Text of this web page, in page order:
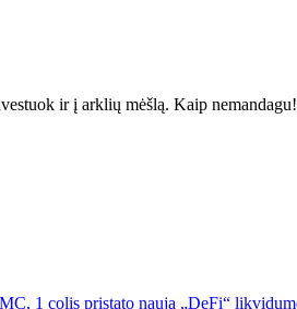
ir į arklių mėšlą. Kaip
1 colis pristato naują „DeFi“